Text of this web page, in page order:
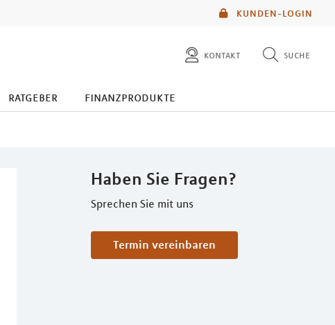
KUNDEN-LOGIN
kontakt suche
diese website durchsuchen
ratgeber finanzprodukte
Haben Sie Fragen?
Sprechen Sie mit uns
Termin vereinbaren